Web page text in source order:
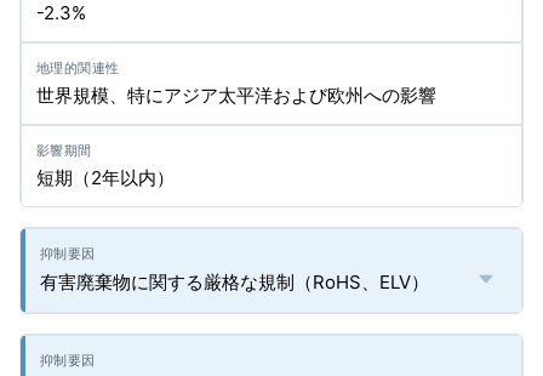
-2.3%
世界規模、特にアジア太平洋および欧州への影響
短期（2年以内）
有害廃棄物に関する厳格な規制（RoHS、ELV）